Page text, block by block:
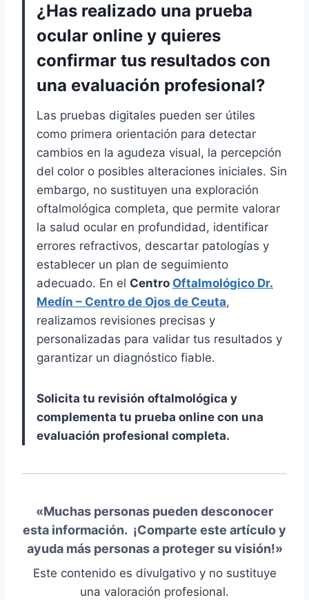
¿Has realizado una prueba
ocular online y quieres
confirmar tus resultados con
una evaluación profesional?
Las pruebas digitales pueden ser útiles
como primera orientación para detectar
cambios en la agudeza visual, la percepción
del color o posibles alteraciones iniciales. Sin
embargo, no sustituyen una exploración
oftalmológica completa, que permite valorar
la salud ocular en profundidad, identificar
errores refractivos, descartar patologías y
establecer un plan de seguimiento
adecuado. En el Centro Oftalmológico Dr.
Medín – Centro de Ojos de Ceuta,
realizamos revisiones precisas y
personalizadas para validar tus resultados y
garantizar un diagnóstico fiable.
Solicita tu revisión oftalmológica y
complementa tu prueba online con una
evaluación profesional completa.
«Muchas personas pueden desconocer
esta información. ¡Comparte este artículoy
ayuda más personas a proteger su visión!»
Este contenido es divulgativo y no sustituye
una valoración profesional.